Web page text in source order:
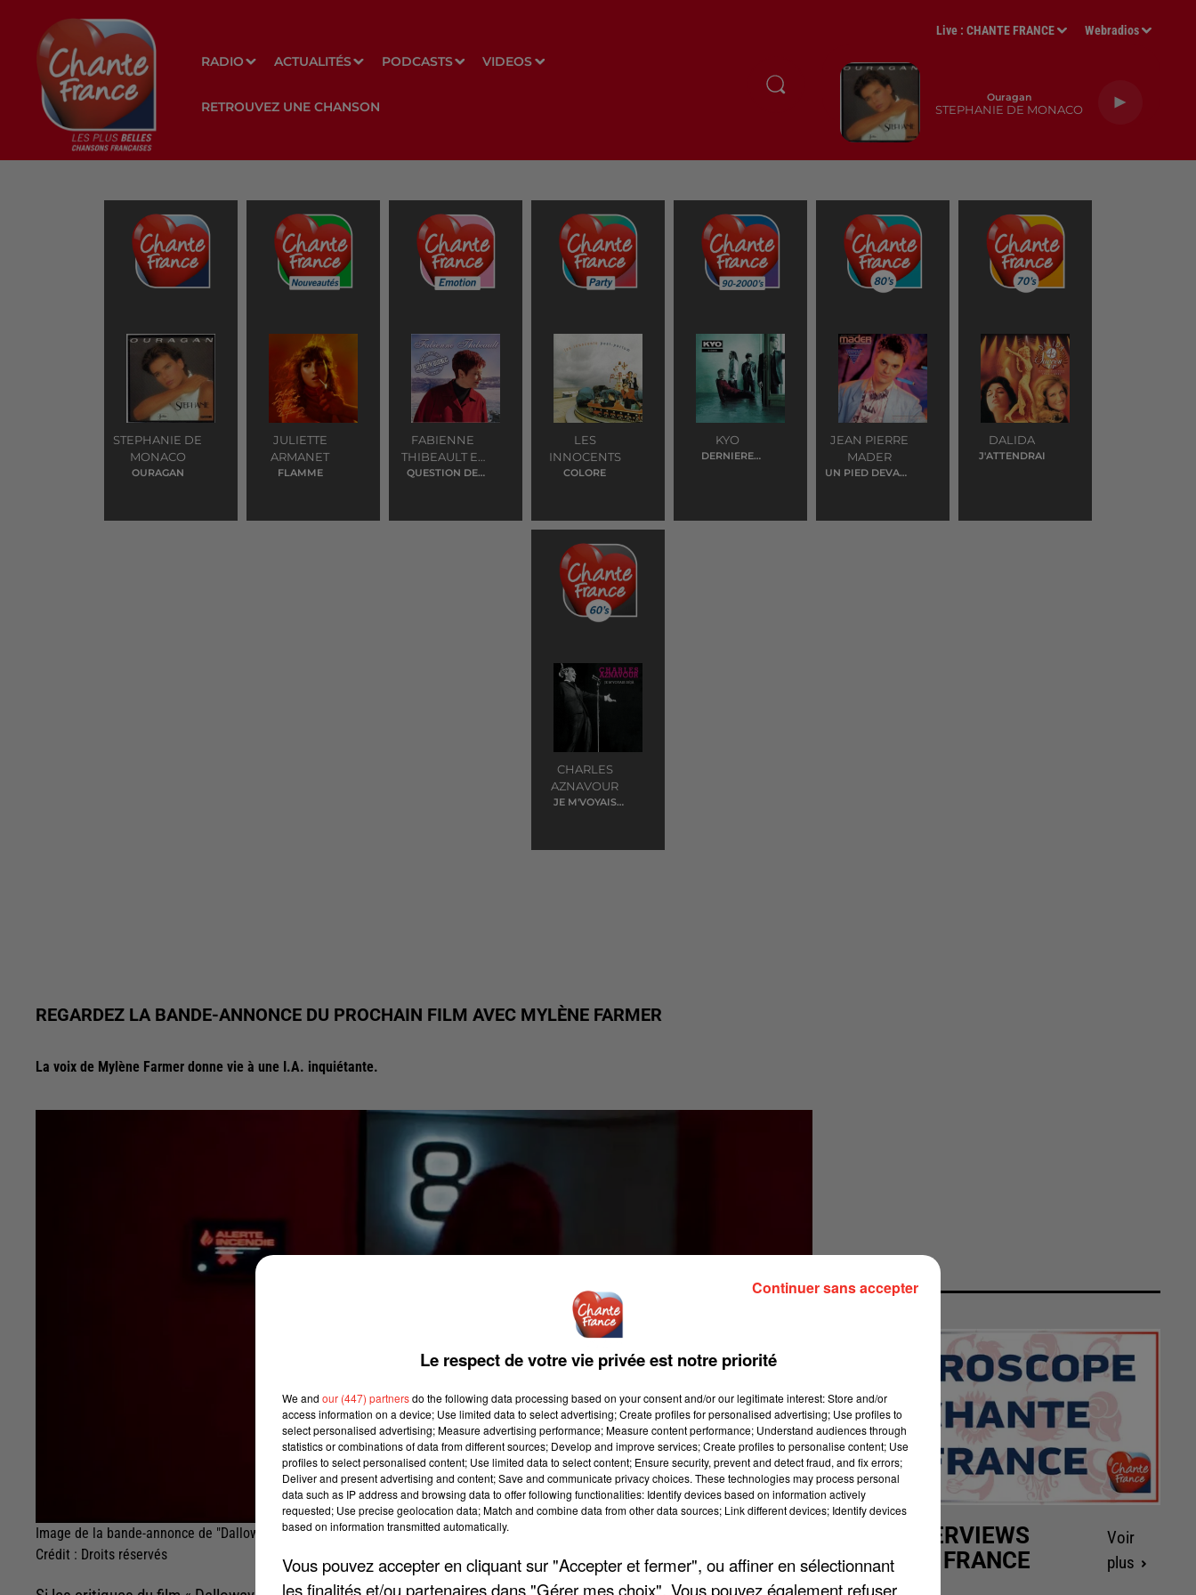
RADIO ACTUALITÉS PODCASTS VIDEOS
RETROUVEZ UNE CHANSON
Live :CHANTE FRANCE Webradios
Ouragan
STEPHANIE DE MONACO
STEPHANIE DE
MONACO
OURAGAN
JULIETTE
ARMANET
FLAMME
FABIENNE
THIBEAULT ET
RICHARD
QUESTION DE
LES
INNOCENTS
COLORE
KYO
DERNIERE
JEAN PIERRE
MADER
UN PIED DEVANT
DALIDA
J'ATTENDRAI
CHARLES
AZNAVOUR
JE M'VOYAIS
REGARDEZ LA BANDE-ANNONCE DU PROCHAIN FILM AVEC MYLÈNE FARMER
La voix de Mylène Farmer donne vie à une I.A. inquiétante.
Image de la bande-annonce de "Dalloway"
Crédit : Droits réservés
LES INTERVIEWS
CHANTE FRANCE
Voir
plus
Le respect de votre vie privée est notre priorité
We and our (447) partnersdo the following data processing based on your consent and/or our legitimate interest: Store and/or
access information on a device; Use limited data to select advertising; Create profiles for personalised advertising; Use profiles to
select personalised advertising; Measure advertising performance; Measure content performance; Understand audiences through
statistics or combinations of data from different sources; Develop and improve services; Create profiles to personalise content; Use
profiles to select personalised content; Use limited data to select content; Ensure security, prevent and detect fraud, and fix errors;
Deliver and present advertising and content; Save and communicate privacy choices. These technologies may process personal
data such as IP address and browsing data to offer following functionalities: Identify devices based on information actively
requested; Use precise geolocation data; Match and combine data from other data sources; Link different devices; Identify devices
based on information transmitted automatically.
Vous pouvez accepter en cliquant sur "Accepter et fermer", ou affiner en sélectionnant
les finalités et/ou partenaires dans "Gérer mes choix". Vous pouvez également refuser
Continuer sans accepter